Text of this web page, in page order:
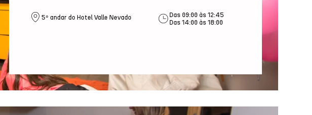
5º andar do Hotel Valle Nevado
Das 09:00 às 12:45
Das 14:00 às 18:00